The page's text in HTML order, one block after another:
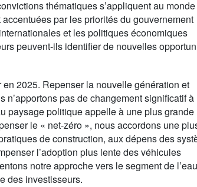
thématiques s’appliquent au monde
par les priorités du gouvernement
et les politiques économiques
peuvent-ils identifier de nouvelles
2025. Repenser la nouvelle génération et
pas de changement significatif à
paysage politique appelle à une plus grande
le « net-zéro », nous accordons une
de construction, aux dépens des
l’adoption plus lente des véhicules
notre approche vers le segment de
des investisseurs.